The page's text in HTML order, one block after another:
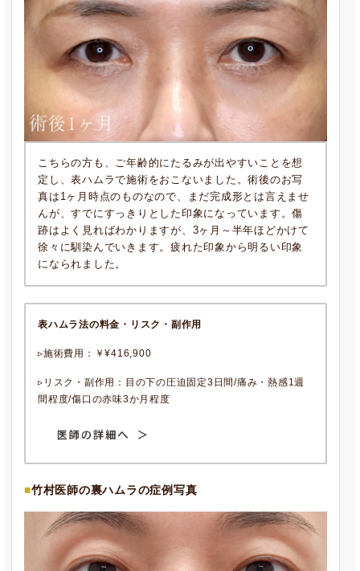
こちらの方も、ご年齢的にたるみが出やすいことを想
定し、表ハムラで施術をおこないました。術後のお写
真は1ヶ月時点のものなので、まだ完成形とは言えませ
んが、すでにすっきりとした印象になっています。傷
跡はよく見ればわかりますが、3ヶ月～半年ほどかけて
徐々に馴染んでいきます。疲れた印象から明るい印象
になられました。
表ハムラ法の料金・リスク・副作用
▹施術費用：￥¥416,900
▹リスク・副作用：目の下の圧迫固定3日間/痛み・熱感1週
間程度/傷口の赤味3か月程度
竹村医師の裏ハムラの症例写真